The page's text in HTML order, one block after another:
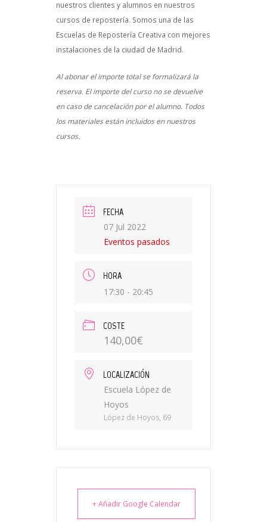
nuestros clientes y alumnos en nuestros
cursos de repostería. Somos una de las
Escuelas de Repostería Creativa con mejores
instalaciones de la ciudad de Madrid.
Al abonar el importe total se formalizará la
reserva. El importe del curso no se devuelve
en caso de cancelación por el alumno. Todos
los materiales están incluidos en nuestros
cursos.
FECHA
07 Jul 2022
Eventos pasados
HORA
17:30 - 20:45
COSTE
140,00€
LOCALIZACIÓN
Escuela López de
Hoyos
López de Hoyos, 69
+ Añadir Google Calendar